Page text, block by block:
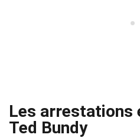
Les arrestations
Ted Bundy